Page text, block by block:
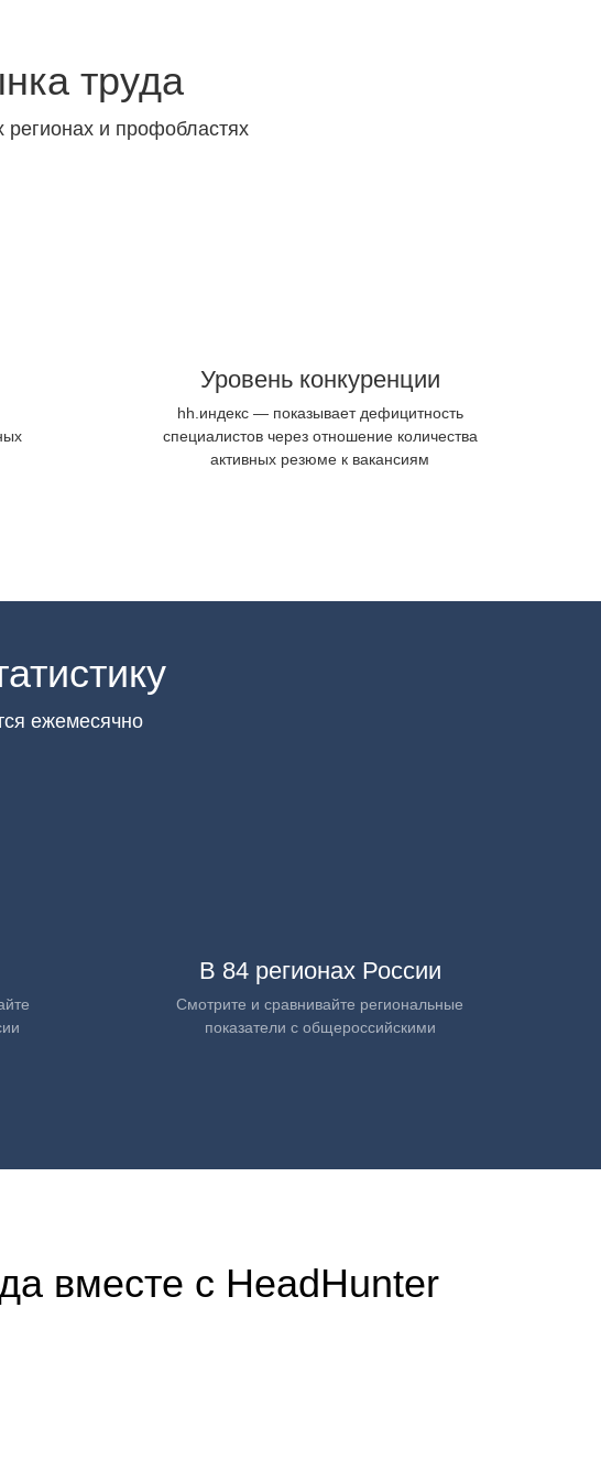
труда
и профобластях
Уровень конкуренции
hh.индекс — показывает дефицитность
специалистов через отношение количества
активных резюме к вакансиям
ежемесячно
В 84 регионах России
Смотрите и сравнивайте региональные
показатели с общероссийскими
вместе с HeadHunter